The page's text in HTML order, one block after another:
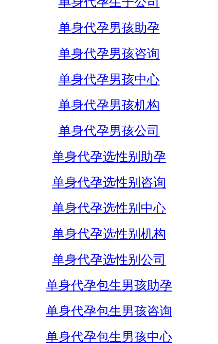
单身代孕男孩助孕
单身代孕男孩咨询
单身代孕男孩中心
单身代孕男孩机构
单身代孕男孩公司
单身代孕选性别助孕
单身代孕选性别咨询
单身代孕选性别中心
单身代孕选性别机构
单身代孕选性别公司
单身代孕包生男孩助孕
单身代孕包生男孩咨询
单身代孕包生男孩中心